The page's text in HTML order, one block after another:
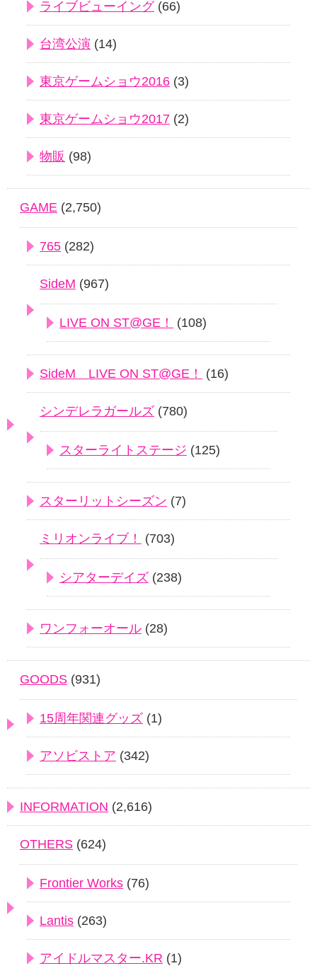
ライブビューイング(66)
台湾公演 (14)
東京ゲームショウ2016 (3)
東京ゲームショウ2017 (2)
物販 (98)
GAME (2,750)
765 (282)
SideM (967)
LIVE ON ST@GE！ (108)
SideM LIVE ON ST@GE！ (16)
シンデレラガールズ (780)
スターライトステージ (125)
スターリットシーズン (7)
ミリオンライブ！ (703)
シアターデイズ (238)
ワンフォーオール (28)
GOODS (931)
15周年関連グッズ (1)
アソビストア (342)
INFORMATION (2,616)
OTHERS (624)
Frontier Works (76)
Lantis (263)
アイドルマスター.KR (1)